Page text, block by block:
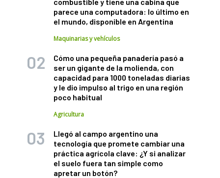
parece una computadora: lo último en
el mundo, disponible en Argentina
Maquinarias y vehículos
Cómo una pequeña panadería pasó a
ser un gigante de la molienda, con
capacidad para 1000 toneladas diarias
y le dio impulso al trigo en una región
poco habitual
Agricultura
Llegó al campo argentino una
tecnología que promete cambiar una
práctica agrícola clave: ¿Y si analizar
el suelo fuera tan simple como
apretar un botón?